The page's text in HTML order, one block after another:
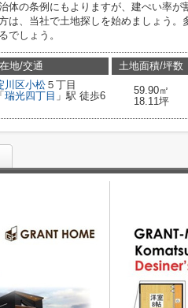
体の条例にもよりますが、建ぺい率
は、当社で土地探しを始めましょう
でしょう。
地/交通
川区小松 ５丁目
「 瑞光四丁目 」駅 徒歩6
土地面積/坪数
59.90㎡
18.11坪